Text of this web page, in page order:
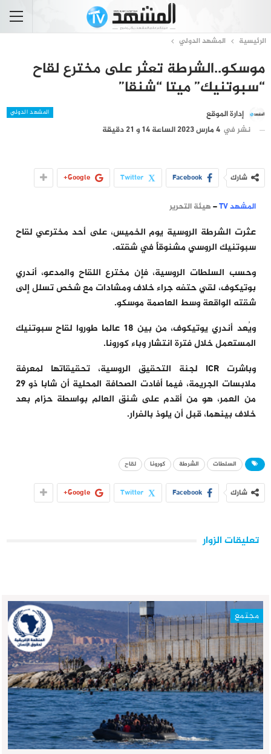
الرئيسية المشهد الدولي
موسكو..الشرطة تعثر على مخترع لقاح
“سبوتنيك” ميتا “شنقا”
المشهد الدولي
إدارة الموقع
نشر في 4 مارس 2023 الساعة 14 و 21 دقيقة
شارك Facebook
Twitter
Google+
المشهد TV –هيئة التحرير
عثرت الشرطة الروسية يوم الخميس، على أحد مخترعي لقاح
سبوتنيك الروسي مشنوقاً في شقته.
وحسب السلطات الروسية، فإن مخترع اللقاح والمدعو، أندري
بوتيكوف، لقي حتفه جراء خلاف ومشادات مع شخص تسلل إلى
شقته الواقعة وسط العاصمة موسكو.
ويُعد أندري يوتيكوف، من بين 18 عالما طوروا لقاح سبوتنيك
المستعمل خلال فترة انتشار وباء كورونا.
وباشرت ICR لجنة التحقيق الروسية، تحقيقاتها لمعرفة
ملابسات الجريمة، فيما أفادت الصحافة المحلية أن شابا ذو 29
من العمر، هو من أقدم على شنق العالم بواسطة حزام بعد
خلاف بينهما، قبل أن يلوذ بالفرار.
السلطات الشرطة كورونا لقاح
شارك Facebook
Twitter
Google+
تعليقات الزوار
مجتمع